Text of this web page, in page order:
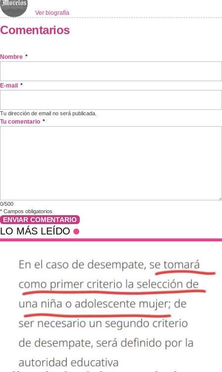
Ver biografía
Comentarios
Nombre *
E-mail *
Tu dirección de email no será publicada.
Tu comentario *
0/500
* Campos obligatorios
ENVIAR COMENTARIO
LO MÁS LEÍDO